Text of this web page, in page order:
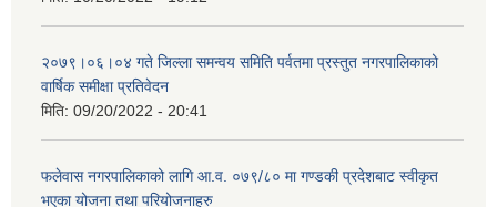
२०७९।०६।०४ गते जिल्ला समन्वय समिति पर्वतमा प्रस्तुत नगरपालिकाको
वार्षिक समीक्षा प्रतिवेदन
मिति: 09/20/2022 - 20:41
फलेवास नगरपालिकाको लागि आ.व. ०७९/८० मा गण्डकी प्रदेशबाट स्वीकृत
भएका योजना तथा परियोजनाहरु